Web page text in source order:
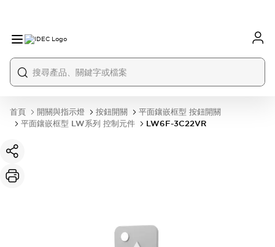
首頁 開關與指示燈 按鈕開關
平面鑲嵌框型 按鈕開關
平面鑲嵌框型 LW系列 控制元件
LW6F-3C22VR